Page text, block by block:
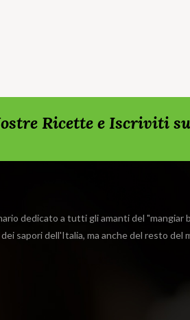
Ricette e Iscriviti
dedicato a tutti gli amanti del "mangiar
sapori dell'Italia, ma anche del resto del